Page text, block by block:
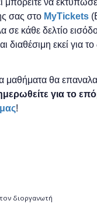
μπορείτε να
​σας στο MyTickets
σε κάθε δελτίο
διαθέσιμη εκεί για
μαθήματα θα
για το
!
διοργανωτή